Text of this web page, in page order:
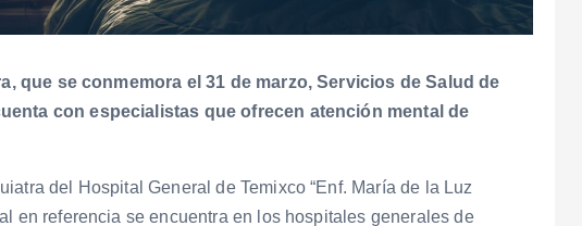
que se conmemora el 31 de marzo, Servicios de Salud de
con especialistas que ofrecen atención mental de
del Hospital General de Temixco “Enf. María de la Luz
en referencia se encuentra en los hospitales generales de